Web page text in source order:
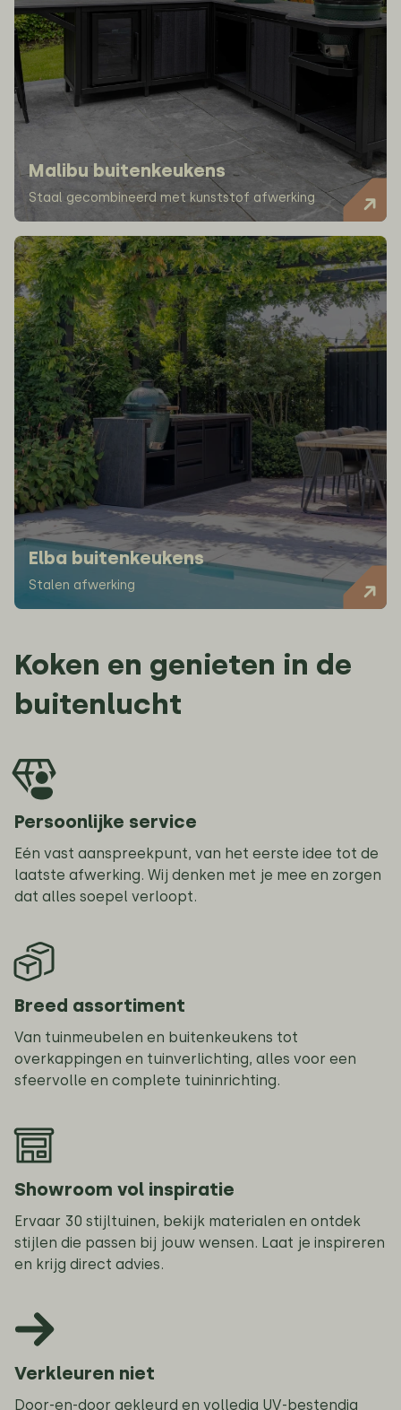
Malibu buitenkeukens
Staal gecombineerd met kunststof afwerking
Elba buitenkeukens
Stalen afwerking
Koken en genieten in de
buitenlucht
Persoonlijke service
Eén vast aanspreekpunt, van het eerste idee tot de
laatste afwerking. Wij denken met je mee en zorgen
dat alles soepel verloopt.
Breed assortiment
Van tuinmeubelen en buitenkeukens tot
overkappingen en tuinverlichting, alles voor een
sfeervolle en complete tuininrichting.
Showroom vol inspiratie
Ervaar 30 stijltuinen, bekijk materialen en ontdek
stijlen die passen bij jouw wensen. Laat je inspireren
en krijg direct advies.
Verkleuren niet
Door-en-door gekleurd en volledig UV-bestendig